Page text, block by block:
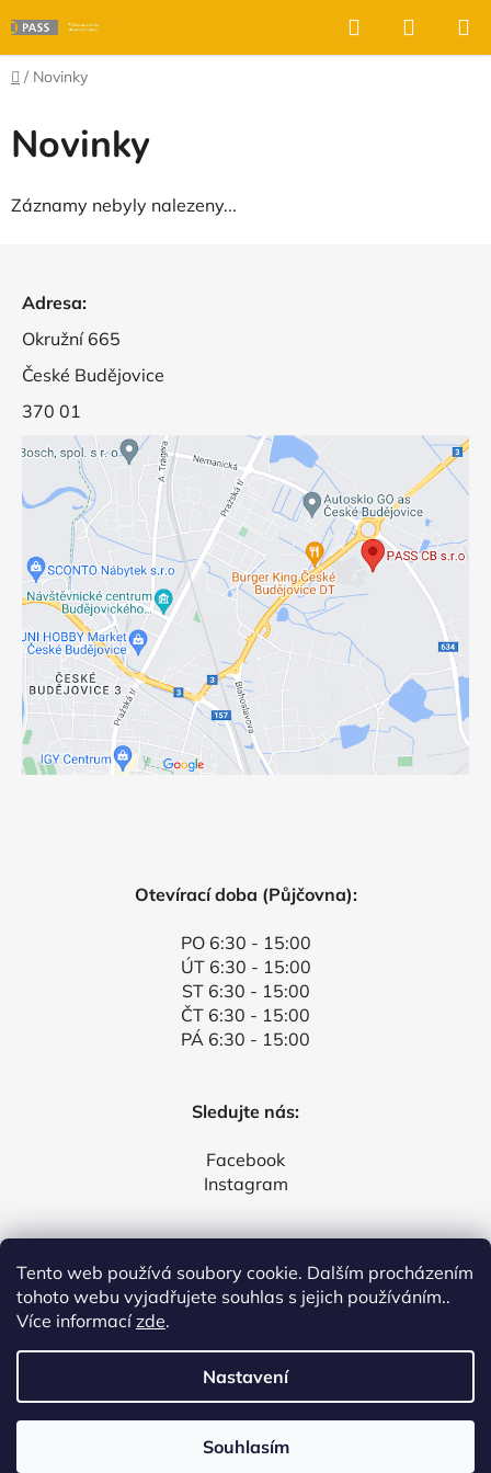
Tento web používá soubory cookie. Dalším procházením
tohoto webu vyjadřujete souhlas s jejich používáním..
Více informacízde.
Nastavení
Souhlasím
na
obsah
Hledat
KOŠÍK
Domů
/ Novinky
Novinky
Záznamy nebyly nalezeny...
Adresa:
Okružní 665
České Budějovice
370 01
Otevírací doba (Půjčovna):
PO 6:30 - 15:00
ÚT 6:30 - 15:00
ST 6:30 - 15:00
ČT 6:30 - 15:00
PÁ 6:30 - 15:00
Sledujte nás:
Facebook
Instagram
Facebook
Vytvořil Shoptet
Půjčovna a servis stavebních strojů